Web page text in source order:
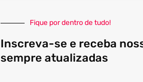
Fique por dentro de tudo!
Inscreva-se e receba
sempre atualizadas